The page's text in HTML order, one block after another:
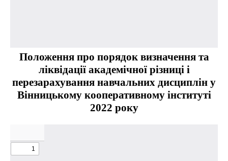
Положення про порядок визначення та
ліквідації академічної різниці і
перезарахування навчальних дисциплін у
Вінницькому кооперативному інституті
2022 року